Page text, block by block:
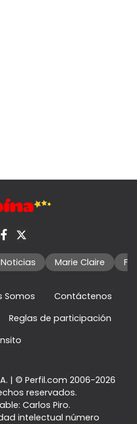
Noticias Marie Claire
Somos
Contáctenos
Reglas de participación
| © Perfil.com 2006-2026
reservados.
Carlos Piro.
intelectual número